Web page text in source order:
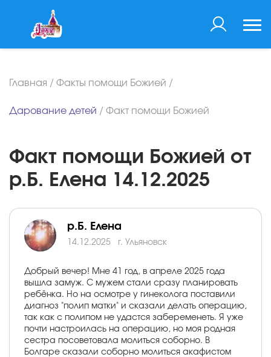
Главная / Факты помощи Божией /
Дарование детей / Факт помощи Божией
Факт помощи Божией от
р.Б. Елена 14.12.2025
р.Б. Елена
14.12.2025 г. Ульяновск
Добрый вечер! Мне 41 год, в апреле 2025 года
вышла замуж. С мужем стали сразу планировать
ребёнка. Но на осмотре у гинеколога поставили
диагноз "полип матки" и сказали делать операцию,
так как с полипом не удастся забеременеть. Я уже
почти настроилась на операцию, но моя родная
сестра посоветовала молиться соборно. В
Болгаре сказали соборно молиться акафистом